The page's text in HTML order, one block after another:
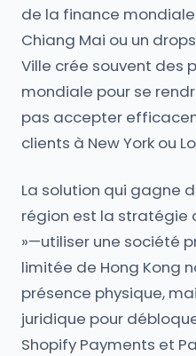
de la finance
Chiang Mai ou un
Ville crée souvent des
mondiale pour se
pas accepter
clients à New York ou
La solution qui gagne
région est la stratégie
»—utiliser une société
limitée de Hong Kong
présence physique,
juridique pour
Shopify Payments et